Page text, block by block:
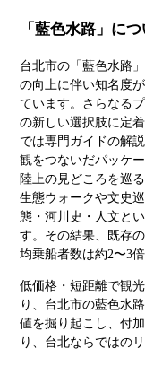
「藍色水路」に
台北市の「藍色水路
の向上に伴い知名度
ています。さらなる
の新しい選択肢に定
では専門ガイドの解
観をつないだパッケ
陸上の見どころを巡
生態ウォークや文史
態・河川史・人文と
す。その結果、既存
均乗船者数は約2〜3
低価格・短距離で観
り、台北市の藍色水
値を掘り起こし、付
り、台北ならではの